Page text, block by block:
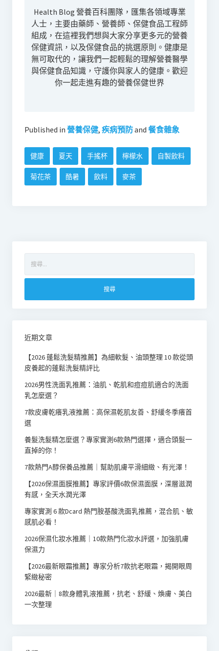
Health Blog 營養百科團隊，匯集各領域專業
人士，主要由藥師、營養師、保健食品工程師
組成，在這裡我們想與大家分享更多元的營養
保健資訊，以及保健食品的挑選原則。健康是
無可取代的，讓我們一起輕鬆的理解營養醫學
與保健食品知識，守護你與家人的健康。歡迎
你一起走進有趣的營養保健世界
Published in 營養保健, 疾病預防and 餐食雜象
健康 夏天 手搖杯 檸檬水 自製飲料
菊花茶 酷暑 飲料 麥茶
關
字:
近期文章
【2026 蓬鬆洗髮精推薦】為細軟髮、油頭整理 10 款從頭
皮養起的蓬鬆洗髮精評比
2026男性洗面乳推薦：油肌、乾肌和痘痘肌適合的洗面
乳怎麼選？
7款皮膚乾癢乳液推薦：高保濕乾肌友善、舒緩冬季癢首
選
養髮洗髮精怎麼選？專家實測6款熱門選擇，適合頭髮一
直掉的你！
7款熱門A醇保養品推薦｜幫助肌膚平滑細緻、有光澤！
【2026保濕面膜推薦】專家評價6款保濕面膜，深層滋潤
有感，全天水潤光澤
專家實測 6 款Dcard 熱門胺基酸洗面乳推薦，混合肌、敏
感肌必看！
2026保濕化妝水推薦｜10款熱門化妝水評選，加強肌膚
保濕力
【2026最新眼霜推薦】專家分析7款抗老眼霜，揭開眼周
緊緻秘密
2026最新｜8款身體乳液推薦，抗老、舒緩、煥膚、美白
一次整理